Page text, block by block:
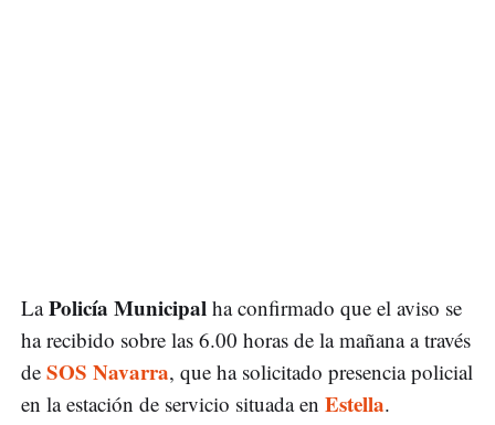
LaPolicía Municipal ha confirmado que el aviso se
ha recibido sobre las 6.00 horas de la mañana a través
de SOS Navarra, que ha solicitado presencia policial
en la estación de servicio situada en Estella.